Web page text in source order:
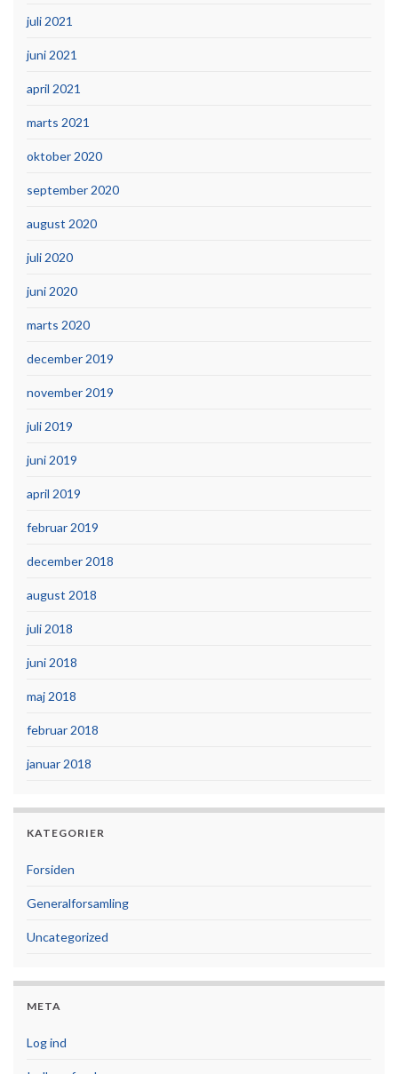
juli 2021
juni 2021
april 2021
marts 2021
oktober 2020
september 2020
august 2020
juli 2020
juni 2020
marts 2020
december 2019
november 2019
juli 2019
juni 2019
april 2019
februar 2019
december 2018
august 2018
juli 2018
juni 2018
maj 2018
februar 2018
januar 2018
KATEGORIER
Forsiden
Generalforsamling
Uncategorized
META
Log ind